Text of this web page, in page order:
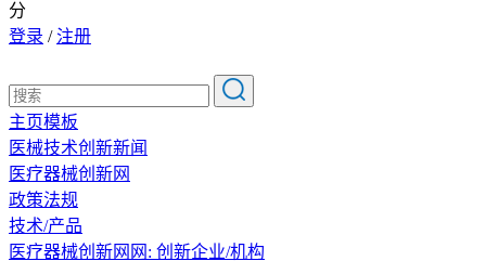
分
登录 /注册
主页模板
医械技术创新新闻
医疗器械创新网
政策法规
技术/产品
医疗器械创新网网: 创新企业/机构